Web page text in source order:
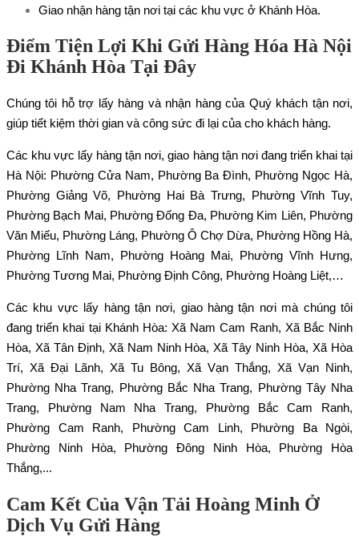
Giao nhận hàng tận nơi tại các khu vực ở Khánh Hòa.
Điểm Tiện Lợi Khi Gửi Hàng Hóa Hà Nội
Đi Khánh Hòa Tại Đây
Chúng tôi hỗ trợ lấy hàng và nhận hàng của Quý khách tận nơi,
giúp tiết kiệm thời gian và công sức đi lại của cho khách hàng.
Các khu vực lấy hàng tận nơi, giao hàng tận nơi đang triển khai tại
Hà Nội: Phường Cửa Nam, Phường Ba Đình, Phường Ngọc Hà,
Phường Giảng Võ, Phường Hai Bà Trưng, Phường Vĩnh Tuy,
Phường Bạch Mai, Phường Đống Đa, Phường Kim Liên, Phường
Văn Miếu, Phường Láng, Phường Ô Chợ Dừa, Phường Hồng Hà,
Phường Lĩnh Nam, Phường Hoàng Mai, Phường Vĩnh Hưng,
Phường Tương Mai, Phường Định Công, Phường Hoàng Liệt,…
Các khu vực lấy hàng tận nơi, giao hàng tận nơi mà chúng tôi
đang triển khai tại Khánh Hòa: Xã Nam Cam Ranh, Xã Bắc Ninh
Hòa, Xã Tân Định, Xã Nam Ninh Hòa, Xã Tây Ninh Hòa, Xã Hòa
Trí, Xã Đại Lãnh, Xã Tu Bông, Xã Vạn Thắng, Xã Vạn Ninh,
Phường Nha Trang, Phường Bắc Nha Trang, Phường Tây Nha
Trang, Phường Nam Nha Trang, Phường Bắc Cam Ranh,
Phường Cam Ranh, Phường Cam Linh, Phường Ba Ngòi,
Phường Ninh Hòa, Phường Đông Ninh Hòa, Phường Hòa
Thắng,...
Cam Kết Của Vận Tải Hoàng Minh Ở
Dịch Vụ Gửi Hàng